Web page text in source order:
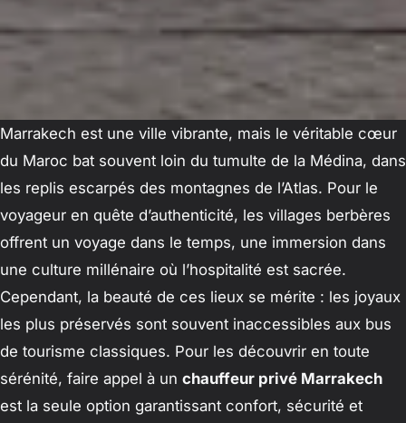
Marrakech est une ville vibrante, mais le véritable cœur
du Maroc bat souvent loin du tumulte de la Médina, dans
les replis escarpés des montagnes de l’Atlas. Pour le
voyageur en quête d’authenticité, les villages berbères
offrent un voyage dans le temps, une immersion dans
une culture millénaire où l’hospitalité est sacrée.
Cependant, la beauté de ces lieux se mérite : les joyaux
les plus préservés sont souvent inaccessibles aux bus
de tourisme classiques. Pour les découvrir en toute
sérénité, faire appel à un chauffeur privé Marrakech
est la seule option garantissant confort, sécurité et